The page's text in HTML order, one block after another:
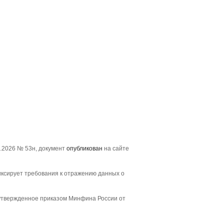
№ 53н, документ опубликован на сайте
требования к отражению данных о
приказом Минфина России от